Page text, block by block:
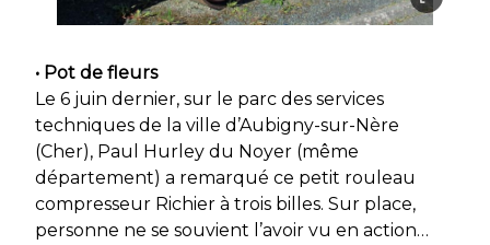
• Pot de fleurs
Le 6 juin dernier, sur le parc des services
techniques de la ville d’Aubigny-sur-Nère
(Cher), Paul Hurley du Noyer (même
département) a remarqué ce petit rouleau
compresseur Richier à trois billes. Sur place,
personne ne se souvient l’avoir vu en action…